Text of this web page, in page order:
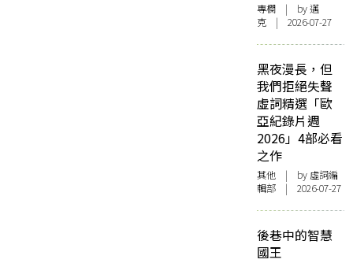
專欄 | by邁
克 | 2026-07-27
黑夜漫長，但
我們拒絕失聲
虛詞精選「歐
亞紀錄片週
2026」4部必看
之作
其他 | by 虛詞編
輯部 | 2026-07-27
後巷中的智慧
國王